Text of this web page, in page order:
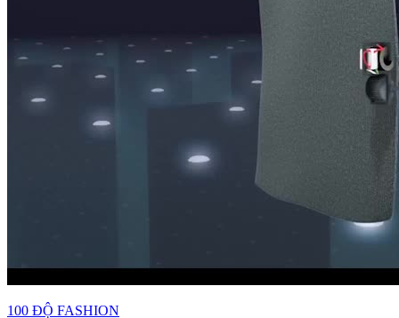
100 ĐỘ FASHION